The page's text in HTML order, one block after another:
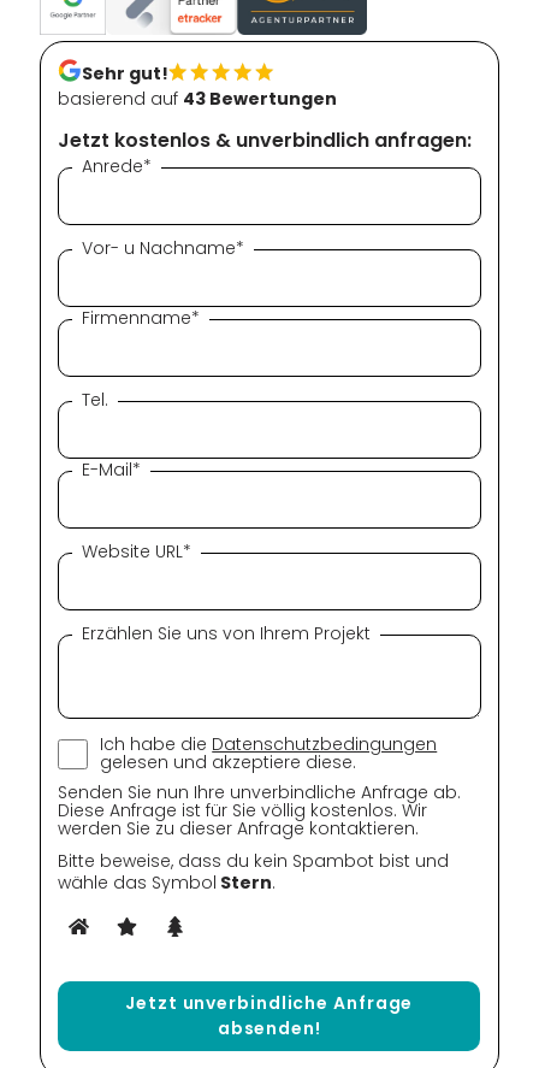
Sehr gut!
basierend auf 43 Bewertungen
Jetzt kostenlos & unverbindlich anfragen:
Anrede*
Vor- u Nachname*
Firmenname*
Tel.
E-Mail*
Website URL*
Erzählen Sie uns von Ihrem Projekt
Ich habe die Datenschutzbedingungen
gelesen und akzeptiere diese.
Senden Sie nun Ihre unverbindliche Anfrage ab.
Diese Anfrage ist für Sie völlig kostenlos. Wir
werden Sie zu dieser Anfrage kontaktieren.
Bitte beweise, dass du kein Spambot bist und
wähle das Symbol Stern.